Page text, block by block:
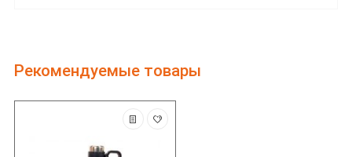
Рекомендуемые товары